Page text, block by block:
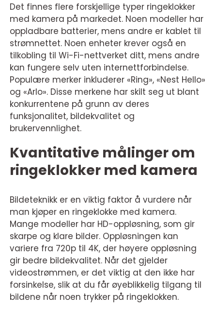
Det finnes flere forskjellige typer ringeklokker
med kamera på markedet. Noen modeller har
oppladbare batterier, mens andre er kablet til
strømnettet. Noen enheter krever også en
tilkobling til Wi-Fi-nettverket ditt, mens andre
kan fungere selv uten internettforbindelse.
Populære merker inkluderer «Ring», «Nest Hello»
og «Arlo». Disse merkene har skilt seg ut blant
konkurrentene på grunn av deres
funksjonalitet, bildekvalitet og
brukervennlighet.
Kvantitative målinger om
ringeklokker med kamera
Bildeteknikk er en viktig faktor å vurdere når
man kjøper en ringeklokke med kamera.
Mange modeller har HD-oppløsning, som gir
skarpe og klare bilder. Oppløsningen kan
variere fra 720p til 4K, der høyere oppløsning
gir bedre bildekvalitet. Når det gjelder
videostrømmen, er det viktig at den ikke har
forsinkelse, slik at du får øyeblikkelig tilgang til
bildene når noen trykker på ringeklokken.